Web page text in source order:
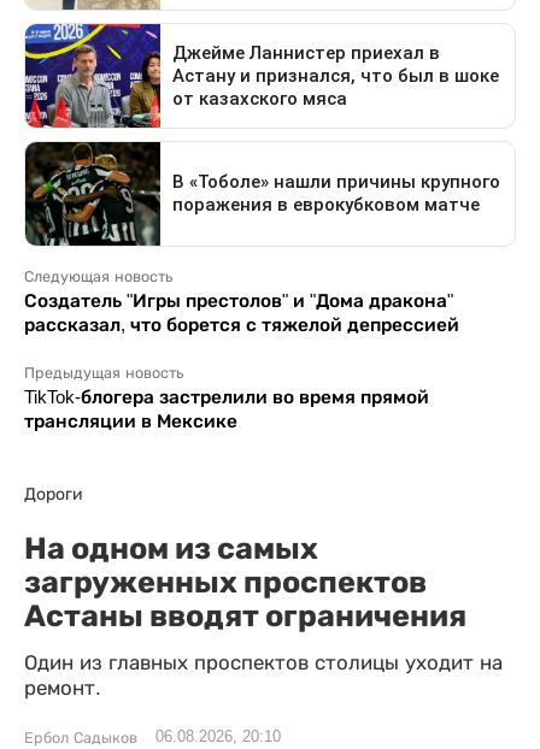
Следующая новость
Создатель "Игры престолов" и "Дома дракона"
рассказал, что борется с тяжелой депрессией
Предыдущая новость
TikTok-блогера застрелили во время прямой
трансляции в Мексике
Дороги
На одном из самых
загруженных проспектов
Астаны вводят ограничения
Один из главных проспектов столицы уходит на
ремонт.
Ербол Садыков 06.08.2026, 20:10